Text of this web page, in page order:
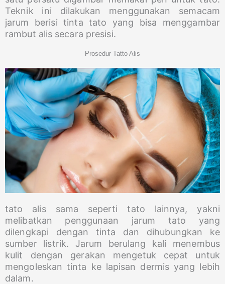
Teknik ini dilakukan menggunakan semacam
jarum berisi tinta tato yang bisa menggambar
rambut alis secara presisi.
Prosedur Tatto Alis
tato alis sama seperti tato lainnya, yakni
melibatkan penggunaan jarum tato yang
dilengkapi dengan tinta dan dihubungkan ke
sumber listrik. Jarum berulang kali menembus
kulit dengan gerakan mengetuk cepat untuk
mengoleskan tinta ke lapisan dermis yang lebih
dalam.